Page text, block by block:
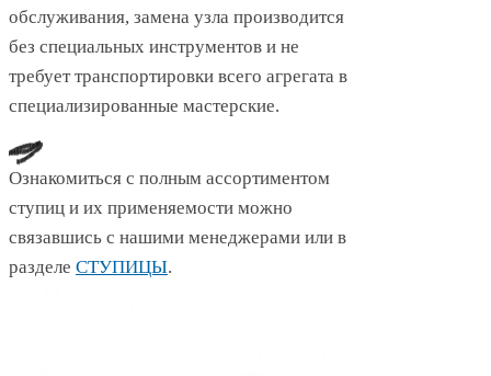
обслуживания, замена узла производится
без специальных инструментов и не
требует транспортировки всего агрегата в
специализированные мастерские.
Ознакомиться с полным ассортиментом
ступиц и их применяемости можно
связавшись с нашими менеджерами или в
разделе СТУПИЦЫ.